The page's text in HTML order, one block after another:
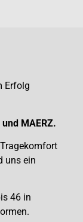
Erfolg
MAERZ.
uns ein
46 in